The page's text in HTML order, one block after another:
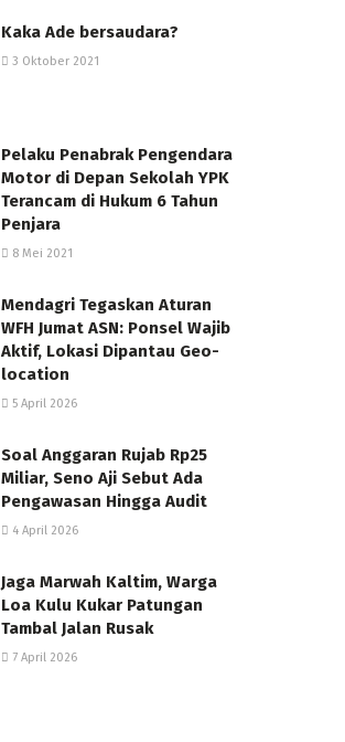
Kaka Ade bersaudara?
3 Oktober 2021
Pelaku Penabrak Pengendara
Motor di Depan Sekolah YPK
Terancam di Hukum 6 Tahun
Penjara
8 Mei 2021
Mendagri Tegaskan Aturan
WFH Jumat ASN: Ponsel Wajib
Aktif, Lokasi Dipantau Geo-
location
5 April 2026
Soal Anggaran Rujab Rp25
Miliar, Seno Aji Sebut Ada
Pengawasan Hingga Audit
4 April 2026
Jaga Marwah Kaltim, Warga
Loa Kulu Kukar Patungan
Tambal Jalan Rusak
7 April 2026